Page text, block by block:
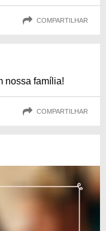
COMPARTILHAR
nossa família!
COMPARTILHAR